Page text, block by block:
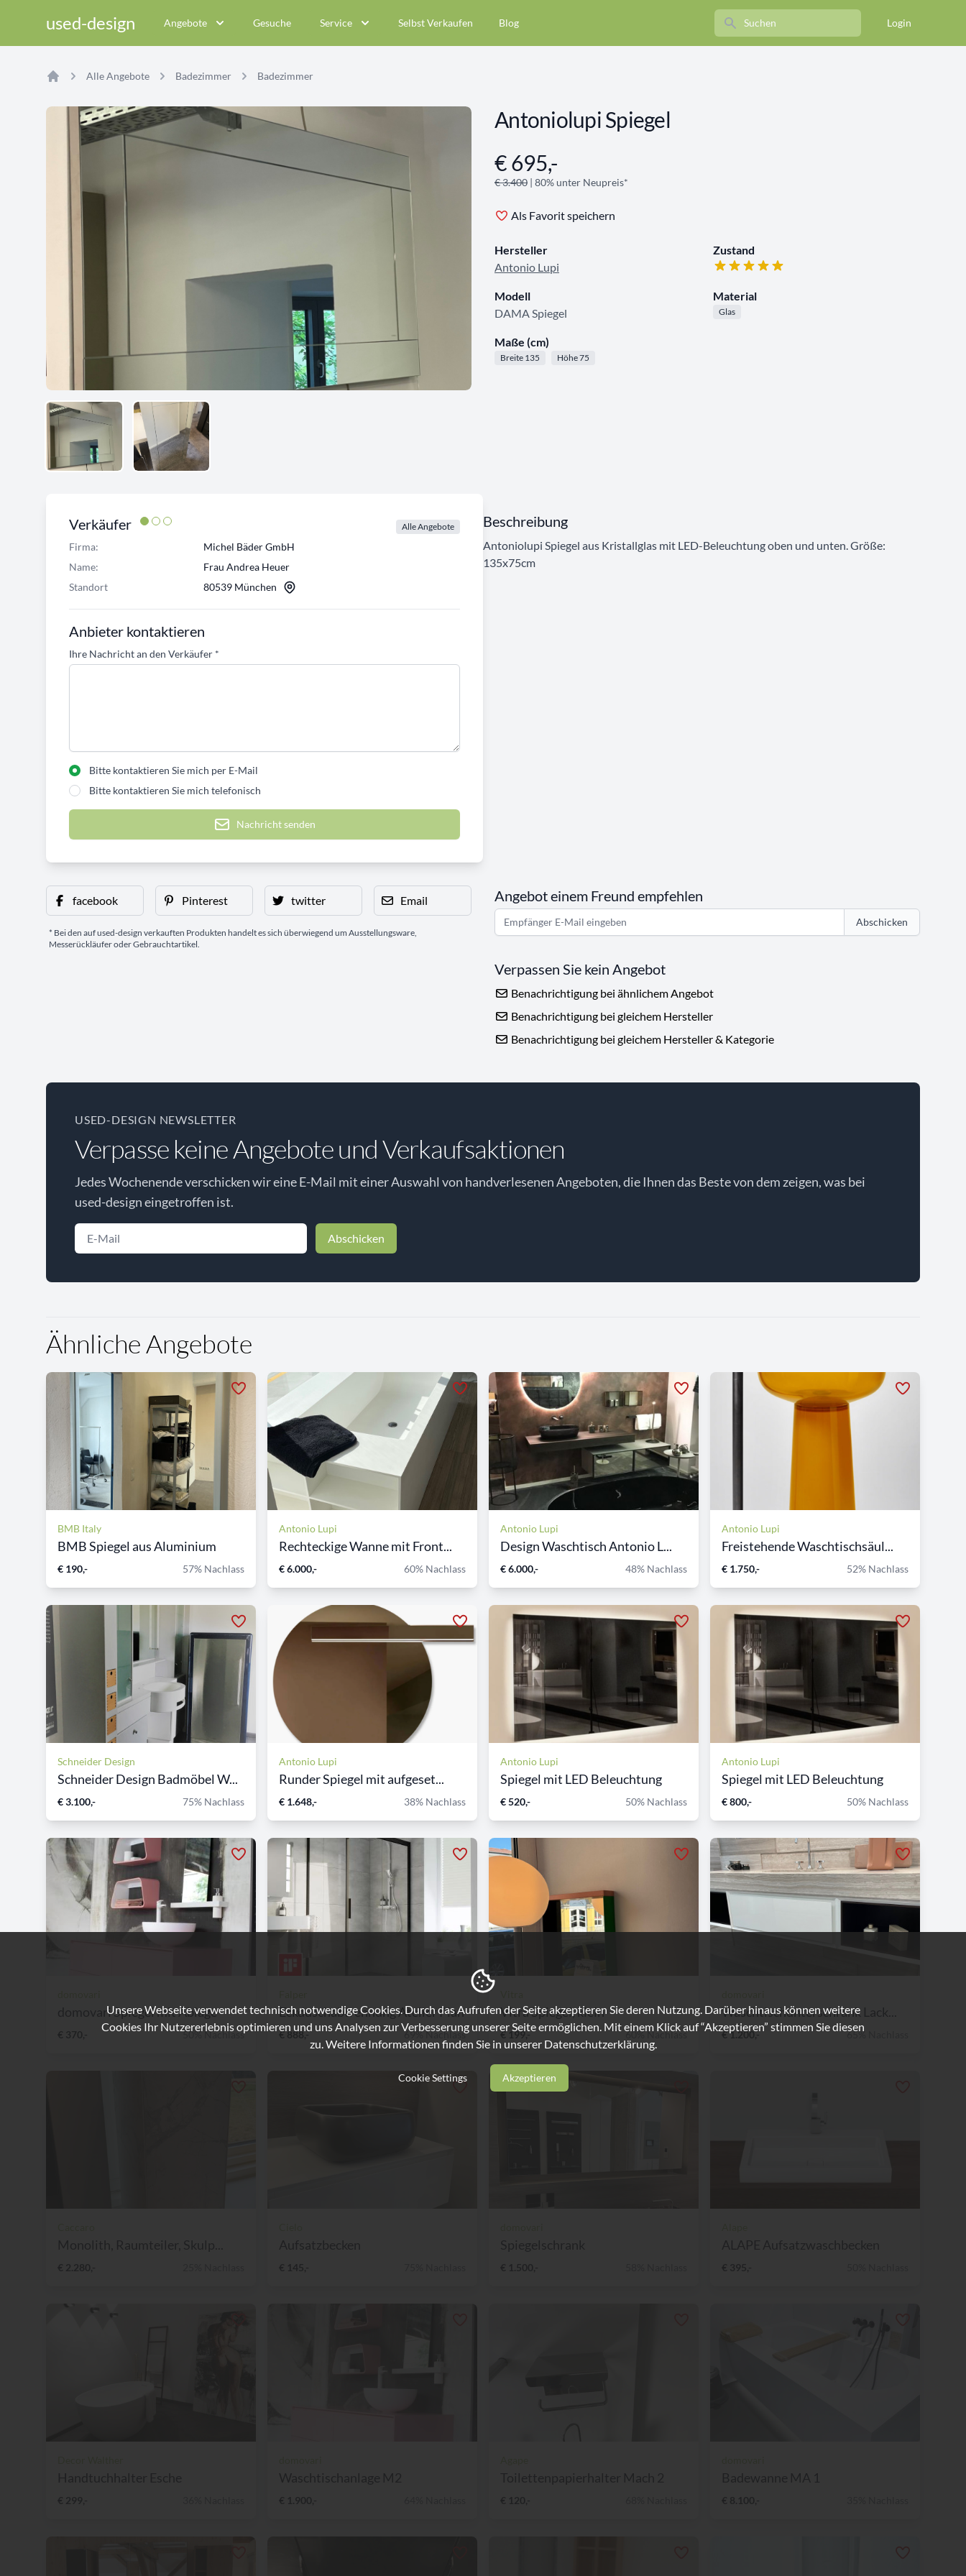
used-design Angebote Gesuche Service Selbst Verkaufen Blog Search Login
Alle Angebote Badezimmer Badezimmer
Antoniolupi Spiegel
Angebotsinformationen
€ 695,-
€ 3.400 | 80% unter Neupreis*
Als Favorit speichern
Hersteller
Antonio Lupi
Zustand
Modell
DAMA Spiegel
Material
Glas
Maße (cm)
Breite 135 Höhe 75
Verkäufer Alle Angebote
Firma:
Michel Bäder GmbH
Name:
Frau Andrea Heuer
Standort
80539 München
Anbieter kontaktieren
Ihre Nachricht an den Verkäufer *
Bitte kontaktieren Sie mich per E-Mail
Bitte kontaktieren Sie mich telefonisch
Nachricht senden
Beschreibung
Antoniolupi Spiegel aus Kristallglas mit LED-Beleuchtung oben und unten. Größe:
135x75cm
facebook Pinterest twitter Email
* Bei den auf used-design verkauften Produkten handelt es sich überwiegend um Ausstellungsware,
Messerückläufer oder Gebrauchtartikel.
Angebot einem Freund empfehlen
Abschicken
Verpassen Sie kein Angebot
Benachrichtigung bei ähnlichem Angebot
Benachrichtigung bei gleichem Hersteller
Benachrichtigung bei gleichem Hersteller & Kategorie
USED-DESIGN NEWSLETTER
Verpasse keine Angebote und Verkaufsaktionen
Jedes Wochenende verschicken wir eine E-Mail mit einer Auswahl von handverlesenen Angeboten, die Ihnen das Beste von dem zeigen, was bei
used-design eingetroffen ist.
Abschicken
Ähnliche Angebote
BMB Italy
BMB Spiegel aus Aluminium
€ 190,- 57% Nachlass
Antonio Lupi
Rechteckige Wanne mit Front...
€ 6.000,- 60% Nachlass
Antonio Lupi
Design Waschtisch Antonio L...
€ 6.000,- 48% Nachlass
Antonio Lupi
Freistehende Waschtischsäul...
€ 1.750,- 52% Nachlass
Schneider Design
Schneider Design Badmöbel W...
€ 3.100,- 75% Nachlass
Antonio Lupi
Runder Spiegel mit aufgeset...
€ 1.648,- 38% Nachlass
Antonio Lupi
Spiegel mit LED Beleuchtung
€ 520,- 50% Nachlass
Antonio Lupi
Spiegel mit LED Beleuchtung
€ 800,- 50% Nachlass
domovari Spiegel mit Ablage
€ 370,- 50% Nachlass
Eckduschabtrennung Atelier Plan
€ 888,- 69% Nachlass
Vitra Spiegel, klein
€ 199,- 60% Nachlass
Waschtischunterschrank Lack...
€ 1.200,- 65% Nachlass
Unsere Webseite verwendet technisch notwendige Cookies. Durch das Aufrufen der Seite akzeptieren Sie deren Nutzung. Darüber hinaus können weitere
Cookies Ihr Nutzererlebnis optimieren und uns Analysen zur Verbesserung unserer Seite ermöglichen. Mit einem Klick auf “Akzeptieren” stimmen Sie diesen
zu. Weitere Informationen finden Sie in unserer Datenschutzerklärung.
Cookie Settings Akzeptieren